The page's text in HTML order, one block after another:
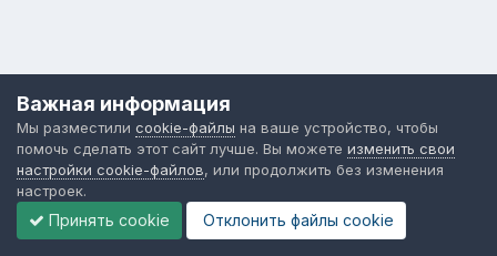
Важная информация
Мы разместили cookie-файлы на ваше устройство, чтобы
помочь сделать этот сайт лучше. Вы можете изменить свои
настройки cookie-файлов, или продолжить без изменения
настроек.
Принять cookie Отклонить файлы сookie